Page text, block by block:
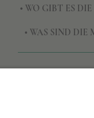
• WO GIBT ES
• WAS SIND DIE